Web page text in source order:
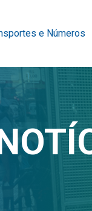
e Números